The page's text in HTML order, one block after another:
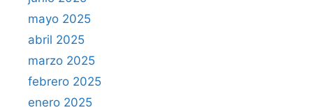
mayo 2025
abril 2025
marzo 2025
febrero 2025
enero 2025